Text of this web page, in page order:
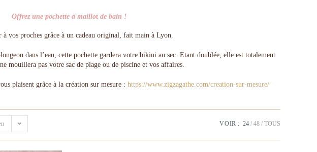
Offrez une pochette à maillot de bain !
à vos proches grâce à un cadeau original, fait main à Lyon.
dans l’eau, cette pochette gardera votre bikini au sec. Etant doublée, elle est totalement
mouillera pas votre sac de plage ou de piscine et vos affaires.
plaisent grâce à la création sur mesure : https://www.zigzagathe.com/creation-sur-mesure/
VOIR : 24 48 TOUS